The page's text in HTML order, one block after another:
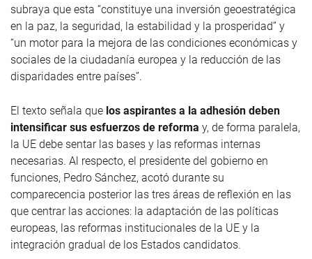
subraya que esta “constituye una inversión geoestratégica
en la paz, la seguridad, la estabilidad y la prosperidad” y
“un motor para la mejora de las condiciones económicas y
sociales de la ciudadanía europea y la reducción de las
disparidades entre países”.
El texto señala que los aspirantes a la adhesión deben
intensificar sus esfuerzos de reforma y, de forma paralela,
la UE debe sentar las bases y las reformas internas
necesarias. Al respecto, el presidente del gobierno en
funciones, Pedro Sánchez, acotó durante su
comparecencia posterior las tres áreas de reflexión en las
que centrar las acciones: la adaptación de las políticas
europeas, las reformas institucionales de la UE y la
integración gradual de los Estados candidatos.